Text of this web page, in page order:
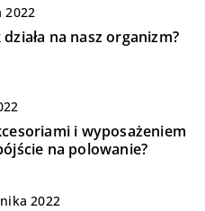
2022
działa na nasz organizm?
i wyposażeniem
na polowanie?
2022